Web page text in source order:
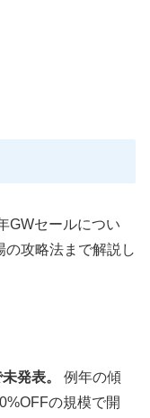
GWセールについ
の攻略法まで解説し
発表。
例年の傾
の規模で開